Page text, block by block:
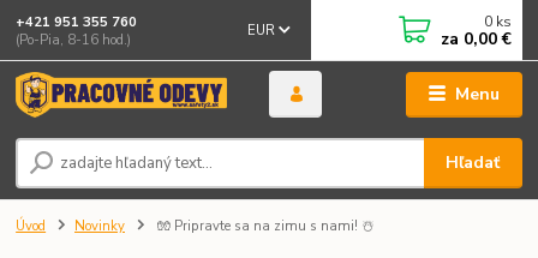
Menu
EUR
Hľadať
+421 951 355 760
(Po-Pia, 8-16 hod.)
0 ks
za 0,00 €
Úvod Novinky 🧤 Pripravte sa na zimu s nami! ☃️